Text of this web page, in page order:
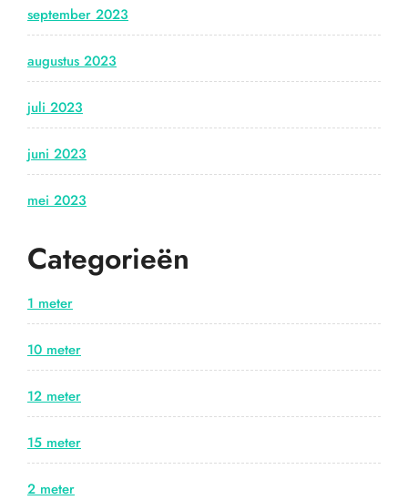
september 2023
augustus 2023
juli 2023
juni 2023
mei 2023
Categorieën
1 meter
10 meter
12 meter
15 meter
2 meter